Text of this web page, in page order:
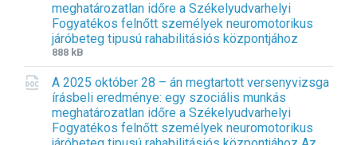
e
x
t
e
n
s
i
o
n
s
i
z
e
:
meghatározatlan időre a Székelyudvarhelyi
Fogyatékos felnőtt személyek neuromotorikus
járóbeteg tipusú rahabilitásiós központjához
F
i
l
e
e
x
F
i
l
e
s
i
888 kB
A 2025 október 28 – án megtartott versenyvizsga
írásbeli eredménye: egy szociális munkás
meghatározatlan időre a Székelyudvarhelyi
Fogyatékos felnőtt személyek neuromotorikus